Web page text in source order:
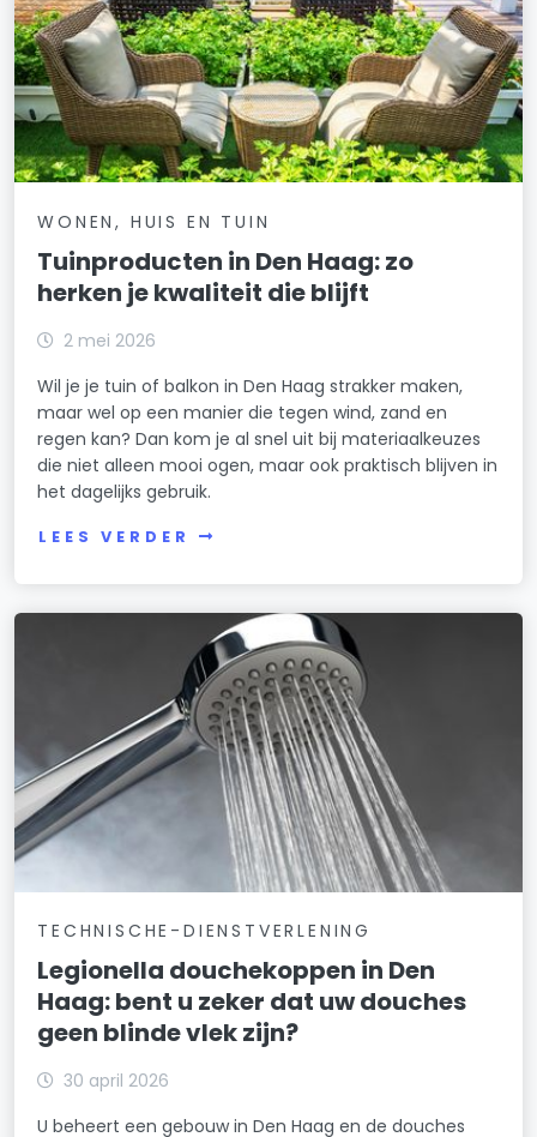
WONEN, HUIS EN TUIN
Tuinproducten in Den Haag: zo
herken je kwaliteit die blijft
2 mei 2026
Wil je je tuin of balkon in Den Haag strakker maken,
maar wel op een manier die tegen wind, zand en
regen kan? Dan kom je al snel uit bij materiaalkeuzes
die niet alleen mooi ogen, maar ook praktisch blijven in
het dagelijks gebruik.
LEES VERDER
TECHNISCHE-DIENSTVERLENING
Legionella douchekoppen in Den
Haag: bent u zeker dat uw douches
geen blinde vlek zijn?
30 april 2026
U beheert een gebouw in Den Haag en de douches